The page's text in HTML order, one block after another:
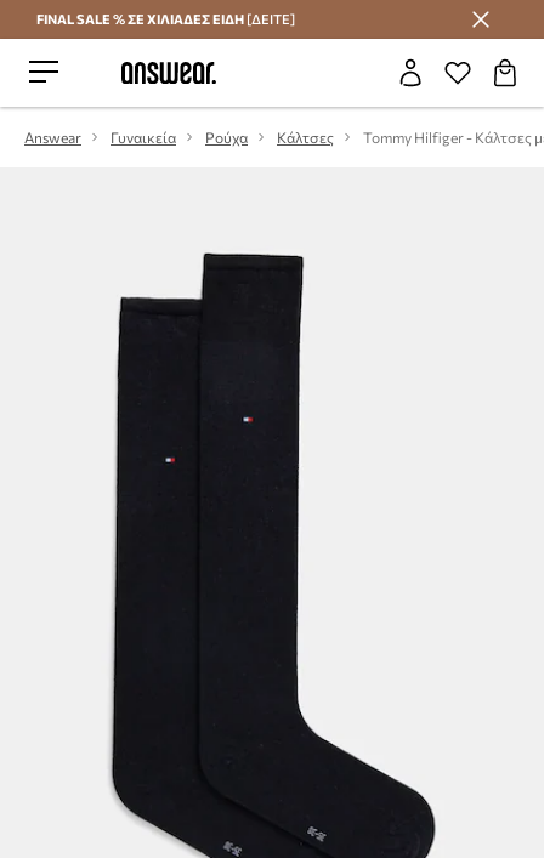
Εξοικονομήστε με το Answear Club
FINAL SALE % ΣΕ ΧΙΛΙΑΔΕΣ ΕΙΔΗ [ΔΕΙΤΕ]
Answear Γυναικεία Ρούχα Κάλτσες Tommy Hilfiger - Κάλτσες